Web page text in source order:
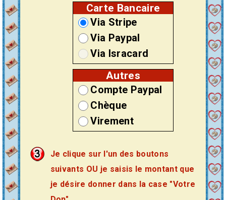
Carte Bancaire
Via Stripe
Via Paypal
Via Isracard
Autres
Compte Paypal
Chèque
Virement
Je clique sur l'un des boutons
suivants OU je saisis le montant que
je désire donner dans la case "Votre